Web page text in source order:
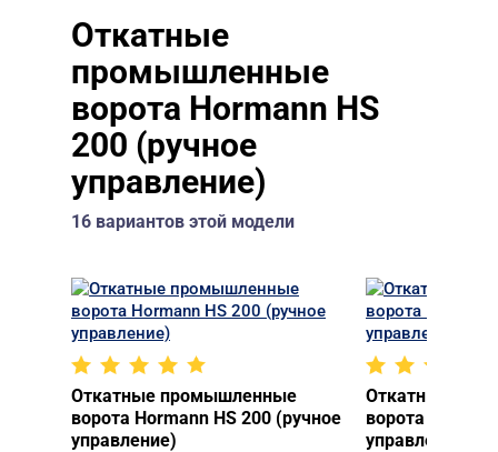
Откатные
промышленные
ворота Hormann HS
200 (ручное
управление)
16 вариантов этой модели
Откатные промышленные
ворота Hormann HS 200 (ручное
управление)
Откатные
ворота
управление)